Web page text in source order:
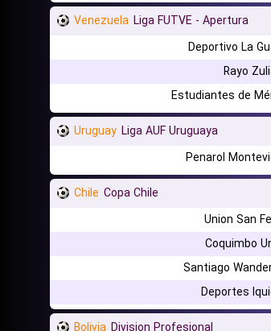
Venezuela Liga FUTVE - Apertura
Deportivo La
Rayo
Estudiantes de
Uruguay Liga AUF Uruguaya
Penarol
Chile Copa Chile
Union San
Coquimbo
Santiago
Deportes